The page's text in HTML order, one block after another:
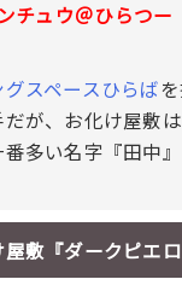
チュウ＠ひらつー
スペースひらば
が、お化け屋敷は
多い名字『田中
敷『ダークピエロ